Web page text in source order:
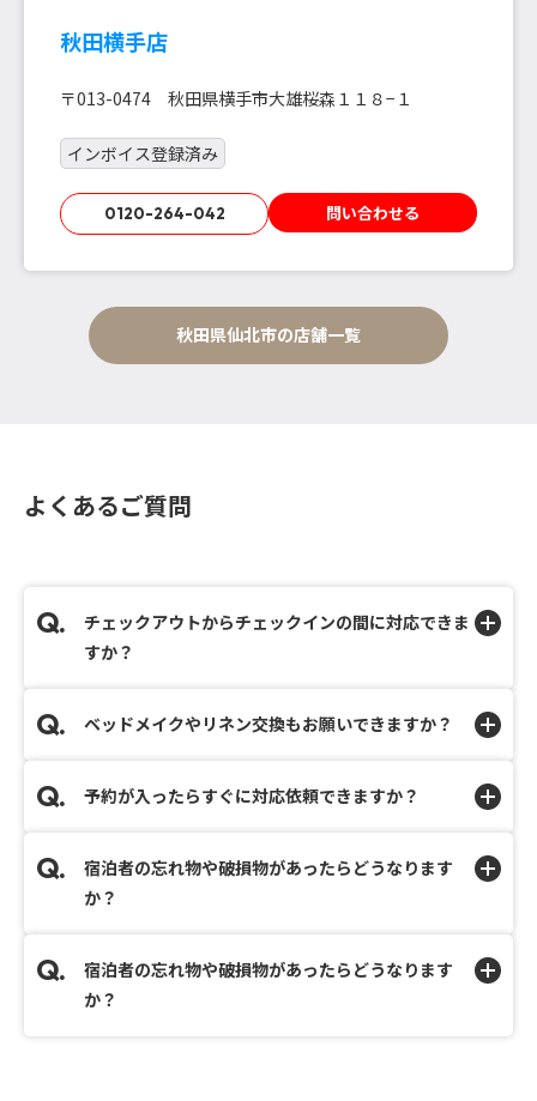
秋田横手店
〒013-0474 秋田県横手市大雄桜森１１８−１
インボイス登録済み
0120-264-042 問い合わせる
秋田県仙北市の店舗一覧
よくあるご質問
チェックアウトからチェックインの間に対応できま
すか？
ベッドメイクやリネン交換もお願いできますか？
予約が入ったらすぐに対応依頼できますか？
宿泊者の忘れ物や破損物があったらどうなります
か？
宿泊者の忘れ物や破損物があったらどうなります
か？